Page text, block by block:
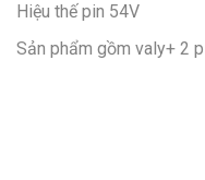
Hiệu thế pin 54V
Sản phẩm gồm valy+ 2